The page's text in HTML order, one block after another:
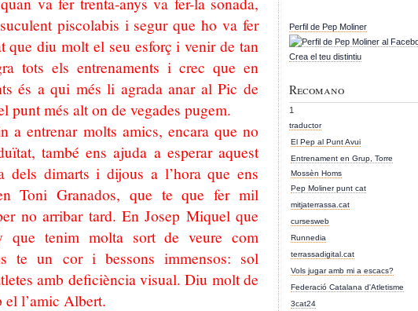
piscolabis i segur que ho va fer
que diu molt el seu esforç i venir de tan
tots els entrenaments i crec que en
és a qui més li agrada anar al Pic de
punt més alt on de vegades pugem.
a entrenar molts amics, encara que no
també ens ajuda a esperar aquest
dels dimarts i dijous a l’hora que ens
Toni Granados, que te que fer mil
no arribar tard. En Josep Miquel que
que tenim molta sort de veure com
te un cor i bessons immensos: sol
amb deficiència visual. Diu molt de
el l’amic Albert.
Perfil de Pep Moliner
Crea el teu distintiu
Recomano
1
traductor
El Pep al Punt Avui
Entrenament en Grup, Torre
Mossèn Homs
Pep Moliner punt cat
mitjaterrassa.cat
cursesweb
Runnedia
terrassadigital.cat
Vols jugar amb mi a escacs?
Federació Catalana d'Atletisme
3cat24